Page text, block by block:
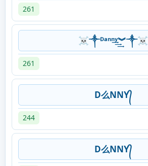
261
☠༒ᴰᵃⁿⁿ͢͢͢ʸ︾༒☠
261
D么NNY᭄
244
D么NNY᭄